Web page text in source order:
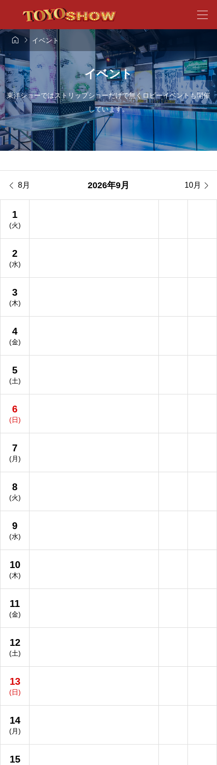
  イベント
イベント
東洋ショーではストリップショーだけで無くロビーイベントも開催
しています。
 8月 2026年9月 10月 
1
(火)
2
(水)
3
(木)
4
(金)
5
(土)
6
(日)
7
(月)
8
(火)
9
(水)
10
(木)
11
(金)
12
(土)
13
(日)
14
(月)
15